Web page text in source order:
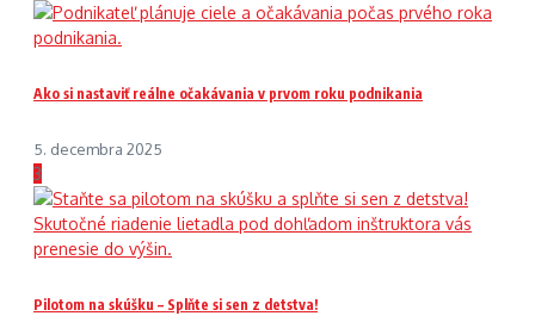
Ako si nastaviť reálne očakávania v prvom roku podnikania
5. decembra 2025
3
Pilotom na skúšku – Splňte si sen z detstva!